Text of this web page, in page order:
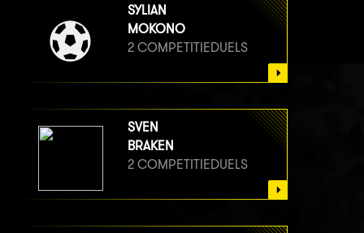
SYLIAN
MOKONO
2 COMPETITIEDUELS
SVEN
BRAKEN
2 COMPETITIEDUELS